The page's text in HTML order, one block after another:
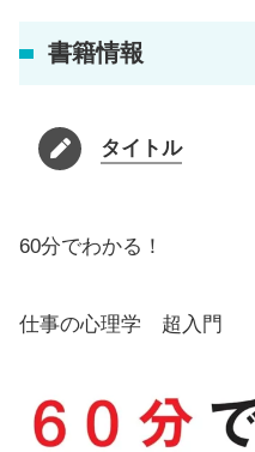
書籍情報
タイトル
60分でわかる！
仕事の心理学 超入門